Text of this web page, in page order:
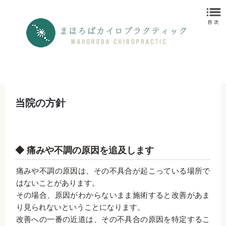
当院の方針
◆ 痛みや不調の原因を追及します
痛みや不調の原因は、その不具合が起こっている場所で
はないことがあります。
その場合、原因がわからないまま施術すると改善があま
り見られないということになります。
改善への一番の近道は、その不具合の原因を特定するこ